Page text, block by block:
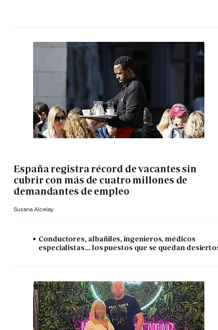
España registra récord de vacantes sin
cubrir con más de cuatro millones de
demandantes de empleo
Susana Alcelay
Conductores, albañiles, ingenieros, médicos
especialistas... los puestos que se quedan